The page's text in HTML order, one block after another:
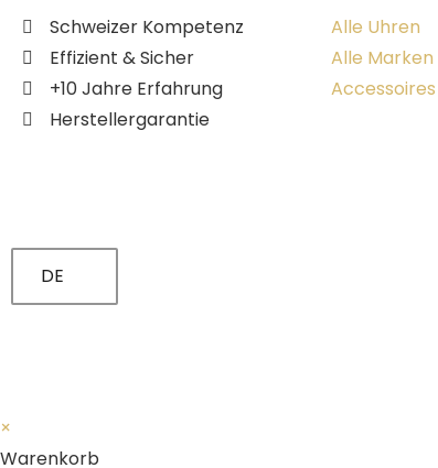
Schweizer Kompetenz
Effizient & Sicher
+10 Jahre Erfahrung
Herstellergarantie
Alle Uhren
Alle Marken
Accessoires
DE
×
Warenkorb